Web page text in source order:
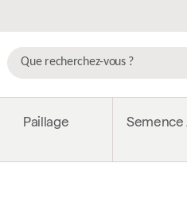
Paillage Semence